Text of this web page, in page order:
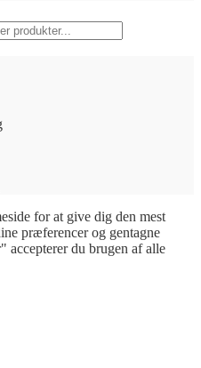
for at give dig den mest
præferencer og gentagne
accepterer du brugen af ​​alle